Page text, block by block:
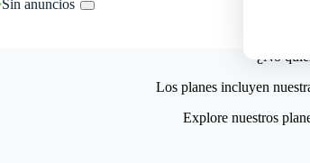
Sin anuncios
¿No
Los planes incluyen
Explore nuestros